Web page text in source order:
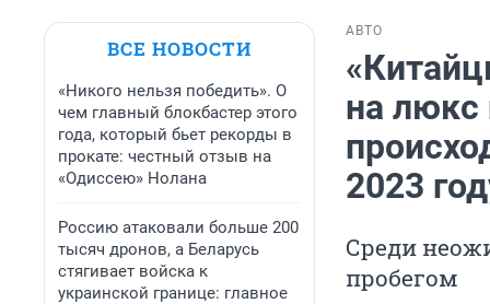
ВСЕ НОВОСТИ
«Никого нельзя победить». О
чем главный блокбастер этого
года, который бьет рекорды в
прокате: честный отзыв на
«Одиссею» Нолана
Россию атаковали больше 200
тысяч дронов, а Беларусь
стягивает войска к
украинской границе: главное
АВТО
на люкс
2023
Среди
пробегом